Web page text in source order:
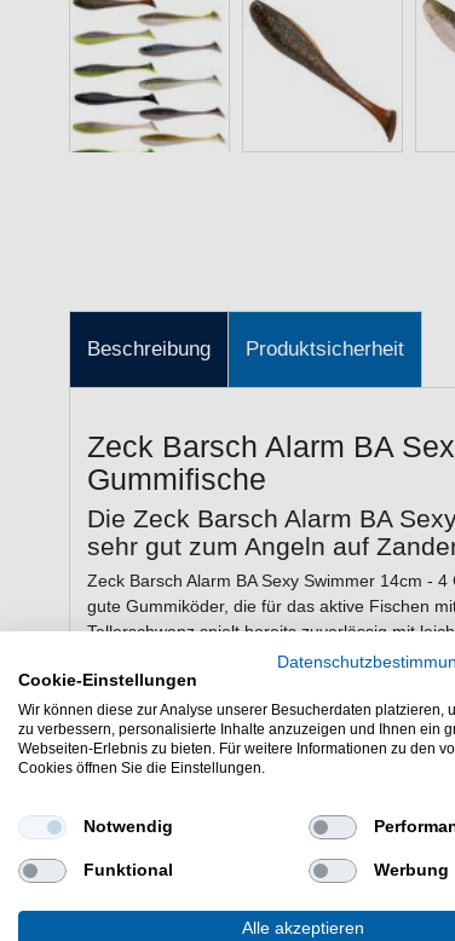
Beschreibung Produktsicherheit
Zeck Barsch Alarm BA
Gummifische
Die Zeck Barsch Alarm BA
sehr gut zum Angeln auf
Zeck Barsch Alarm BA Sexy Swimmer 14cm -
gute Gummiköder, die für das aktive Fischen
Tellerschwanz spielt bereits zuverlässig mit
überzeugt durch ein stabilen Lauf, wodurch
kompakte Design lassen sich auch ohne
Eigenschaften der Zeck
Länge: 14cm
20% Salzgehalt in unterer Körperhälfte
Stabiler Lauf mit leichtem Flanken
Cookie-Einstellungen
Wir können diese zur Analyse unserer Besucherdaten platzieren,
zu verbessern, personalisierte Inhalte anzuzeigen und Ihnen ein
Webseiten-Erlebnis zu bieten. Für weitere Informationen zu den
Cookies öffnen Sie die Einstellungen.
Notwendig
Funktional Werbung
Alle akzeptieren